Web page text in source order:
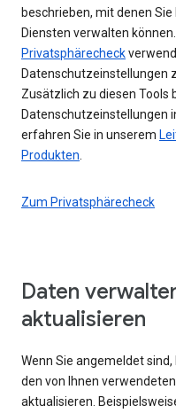
beschrieben, mit denen
Diensten verwalten
Privatsphärecheck
Datenschutzeinstellungen
Zusätzlich zu diesen Tools
Datenschutzeinstellungen
erfahren Sie in unserem
Produkten
Zum Privatsphärecheck
Daten
aktualisieren
Wenn Sie angemeldet
den von Ihnen
aktualisieren.